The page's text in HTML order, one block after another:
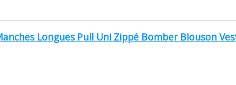
Longues Pull Uni Zippé Bomber Blouson